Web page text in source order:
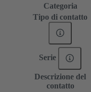
Categoria
Tipo di contatto
Serie
Descrizione del
contatto